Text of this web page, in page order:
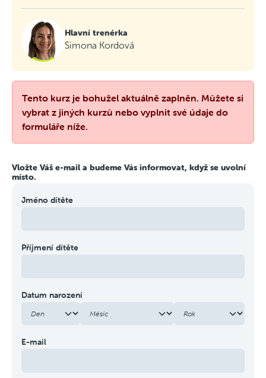
Hlavní trenérka
Simona Kordová
Tento kurz je bohužel aktuálně zaplněn. Můžete si
vybrat z jiných kurzů nebo vyplnit své údaje do
formuláře níže.
Vložte Váš e-mail a budeme Vás informovat, když se uvolní
místo.
Jméno dítěte
Příjmení dítěte
Datum narození
E-mail